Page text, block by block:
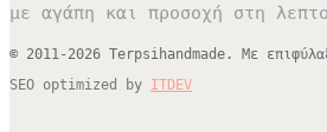
με αγάπη και προσοχή στη
© 2011-2026 Terpsihandmade. Με
SEO optimized by ITDEV